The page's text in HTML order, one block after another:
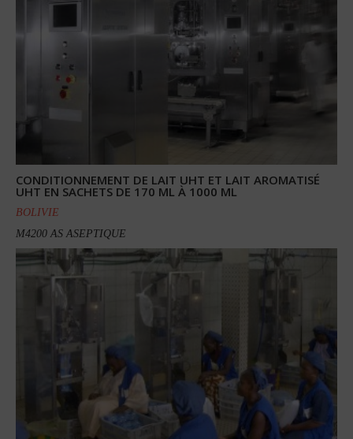
CONDITIONNEMENT DE LAIT UHT ET LAIT AROMATISÉ
UHT EN SACHETS DE 170 ML À 1000 ML
BOLIVIE
M4200 AS ASEPTIQUE